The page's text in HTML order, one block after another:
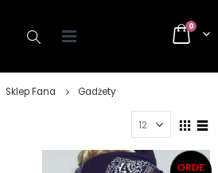
0
Sklep Fana Gadżety